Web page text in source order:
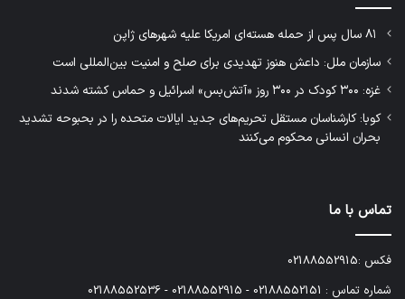
سازمان ملل: داعش هنوز تهدیدی برای صلح و امنیت بین‌المللی است
غزه: ۳۰۰ کودک در ۳۰۰ روز «آتش‌بس» اسرائیل و حماس کشته شدند
کوبا: کارشناسان مستقل تحریم‌های جدید ایالات متحده را در بحبوحه تشدید
بحران انسانی محکوم می‌کنند
تماس با ما
فکس :02188552915
شماره تماس : 02188552151 - 02188552915 - 02188552536